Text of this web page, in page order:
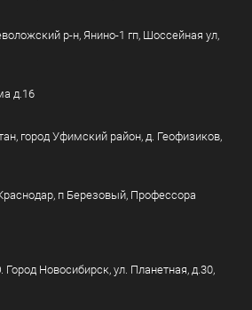
р-н, Янино-1 гп, Шоссейная ул,
д.16
город Уфимский район, д. Геофизиков,
п Березовый, Профессора
Город Новосибирск, ул. Планетная, д.30,